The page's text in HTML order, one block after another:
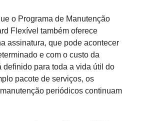
o Programa de Manutenção
Flexível também oferece
assinatura, que pode acontecer
e com o custo da
definido para toda a vida útil do
pacote de serviços, os
periódicos continuam